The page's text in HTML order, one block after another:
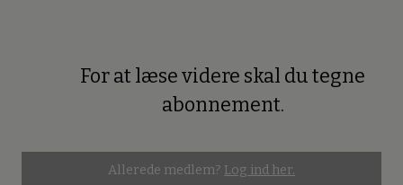
For at læse videre skal du tegne
abonnement.
Allerede medlem? Log ind her.